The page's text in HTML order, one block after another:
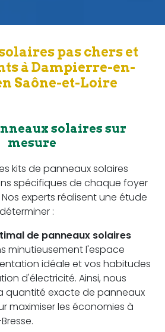
pas chers et
à Dampierre-en-
Saône-et-Loire
solaires sur
mesure
kits de panneaux solaires
spécifiques de chaque foyer
experts réalisent une étude
:
de panneaux solaires
minutieusement l'espace
idéale et vos habitudes
d'électricité. Ainsi, nous
quantité exacte de panneaux
maximiser les économies à